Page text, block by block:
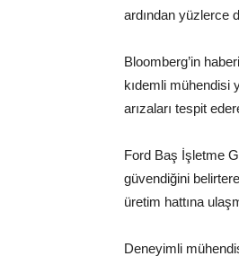
ardından yüzlerce
Bloomberg’in
kıdemli mühendisi
arızaları tespit
Ford Baş İşletme
güvendiğini
üretim hattına
Deneyimli